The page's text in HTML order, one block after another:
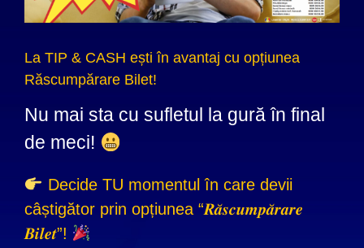
La TIP & CASH ești în avantaj cu opțiunea
Răscumpărare Bilet!
Nu mai sta cu sufletul la gură în final
de meci!
Decide TU momentul în care devii
câștigător prin opțiunea “𝑹𝒂̆𝒔𝒄𝒖𝒎𝒑𝒂̆𝒓𝒂𝒓𝒆
𝑩𝒊𝒍𝒆𝒕”!